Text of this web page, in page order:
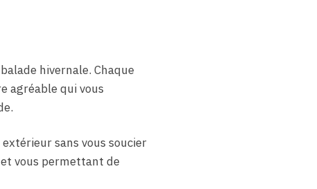
hivernale. Chaque
agréable qui vous
sans vous soucier
vous permettant de